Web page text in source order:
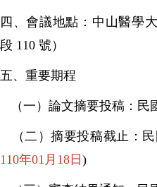
四、會議地點：中山醫學
段 110 號）
五、重要期程
（一）論文摘要投稿：民
（二）摘要投稿截止：民
110年01月18日 )